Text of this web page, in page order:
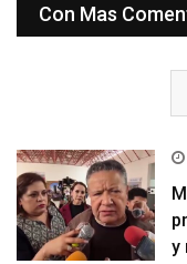
Con Mas
y